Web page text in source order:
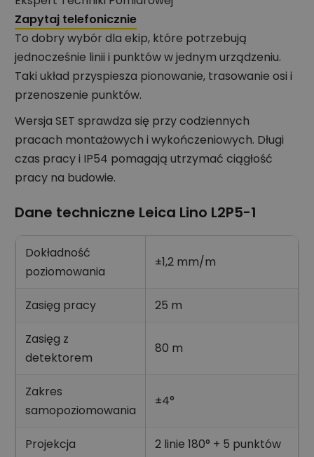
Zapytaj telefonicznie
To dobry wybór dla ekip, które potrzebują
jednocześnie linii i punktów w jednym urządzeniu.
Taki układ przyspiesza pionowanie, trasowanie osi i
przenoszenie punktów.
Wersja SET sprawdza się przy codziennych
pracach montażowych i wykończeniowych. Długi
czas pracy i IP54 pomagają utrzymać ciągłość
pracy na budowie.
Dane techniczne Leica Lino L2P5-1
Dokładność
poziomowania
±1,2 mm/m
Zasięg pracy 25 m
Zasięg z
detektorem
80 m
Zakres
samopoziomowania
±4°
Projekcja 2 linie 180° + 5 punktów